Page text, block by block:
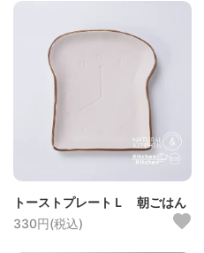
トーストプレートＬ 朝ごはん
330円(税込)